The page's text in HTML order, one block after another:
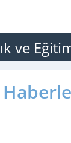
ve